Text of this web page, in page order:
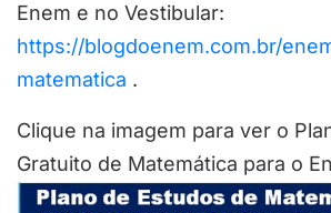
Enem e no Vestibular:
https://blogdoenem.com.br/
matematica .
Clique na imagem para ver o
Gratuito de Matemática para o